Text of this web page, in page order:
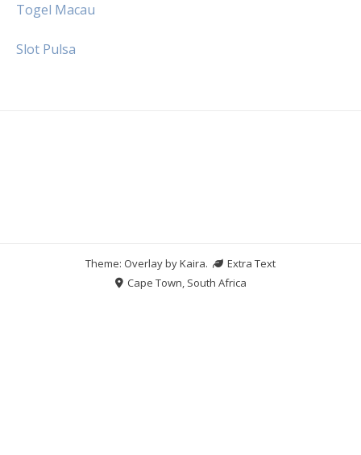
Togel Macau
Slot Pulsa
Theme: Overlay byKaira.
Extra Text
Cape Town, South Africa